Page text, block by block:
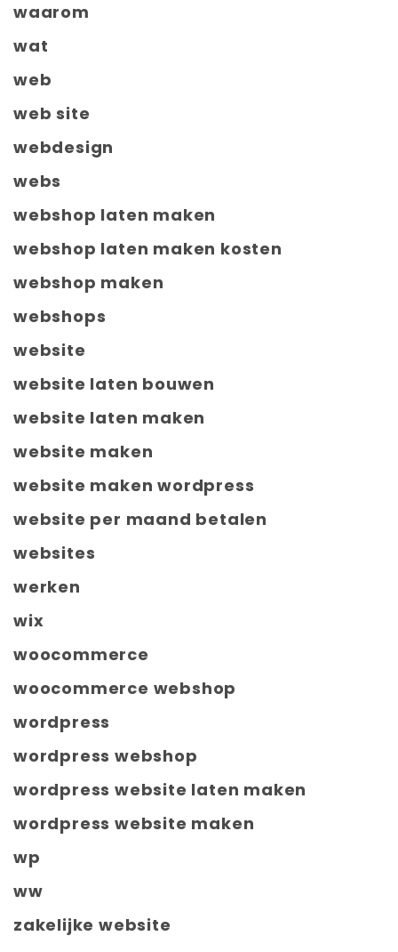
waarom
wat
web
web site
webdesign
webs
webshop laten maken
webshop laten maken kosten
webshop maken
webshops
website
website laten bouwen
website laten maken
website maken
website maken wordpress
website per maand betalen
websites
werken
wix
woocommerce
woocommerce webshop
wordpress
wordpress webshop
wordpress website laten maken
wordpress website maken
wp
ww
zakelijke website